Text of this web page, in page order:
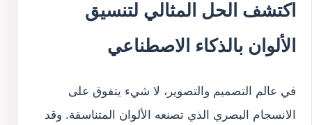
اكتشف الحل المثالي لتنسيق
الألوان بالذكاء الاصطناعي
في عالم التصميم والتصوير، لا شيء يتفوق على
الانسجام البصري الذي تصنعه الألوان المتناسقة. وقد